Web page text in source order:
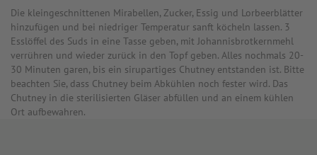
Die kleingeschnittenen Mirabellen, Zucker, Essig und Lorbeerblätter
hinzufügen und bei niedriger Temperatur sanft köcheln lassen. 3
Esslöffel des Suds in eine Tasse geben, mit Johannisbrotkernmehl
verrühren und wieder zurück in den Topf geben. Alles nochmals 20-
30 Minuten garen, bis ein sirupartiges Chutney entstanden ist. Bitte
beachten Sie, dass Chutney beim Abkühlen noch fester wird. Das
Chutney in die sterilisierten Gläser abfüllen und an einem kühlen
Ort aufbewahren.